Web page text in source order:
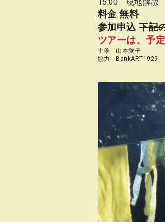
15:00 現地解散
料金 無料
参加申込 下記
ツアーは、予
主催 山本愛子
協力 BankART1929